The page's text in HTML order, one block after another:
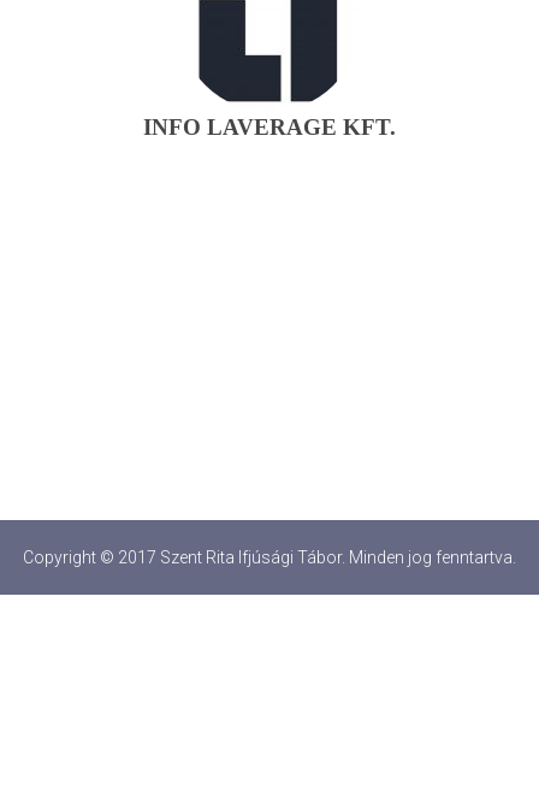
INFO LAVERAGE KFT.
Copyright © 2017 Szent Rita Ifjúsági Tábor. Minden jog fenntartva.